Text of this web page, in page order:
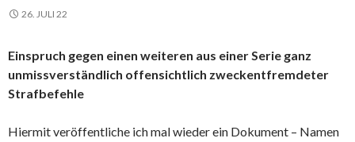
26. JULI 22
Einspruch gegen einen weiteren aus einer Serie ganz
unmissverständlich offensichtlich zweckentfremdeter
Strafbefehle
Hiermit veröffentliche ich mal wieder ein Dokument – Namen